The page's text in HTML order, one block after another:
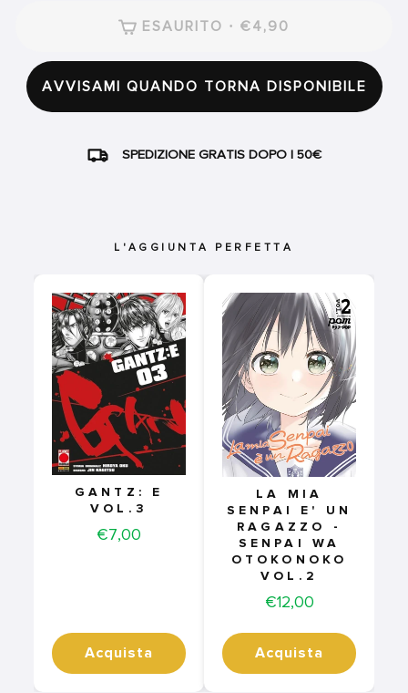
ESAURITO · €4,90
AVVISAMI QUANDO TORNA DISPONIBILE
SPEDIZIONE GRATIS DOPO I 50€
L'AGGIUNTA PERFETTA
GANTZ: E
VOL.3
Price
€7,00
Acquista
LA MIA
SENPAI E' UN
RAGAZZO -
SENPAI WA
OTOKONOKO
VOL.2
Price
€12,00
Acquista